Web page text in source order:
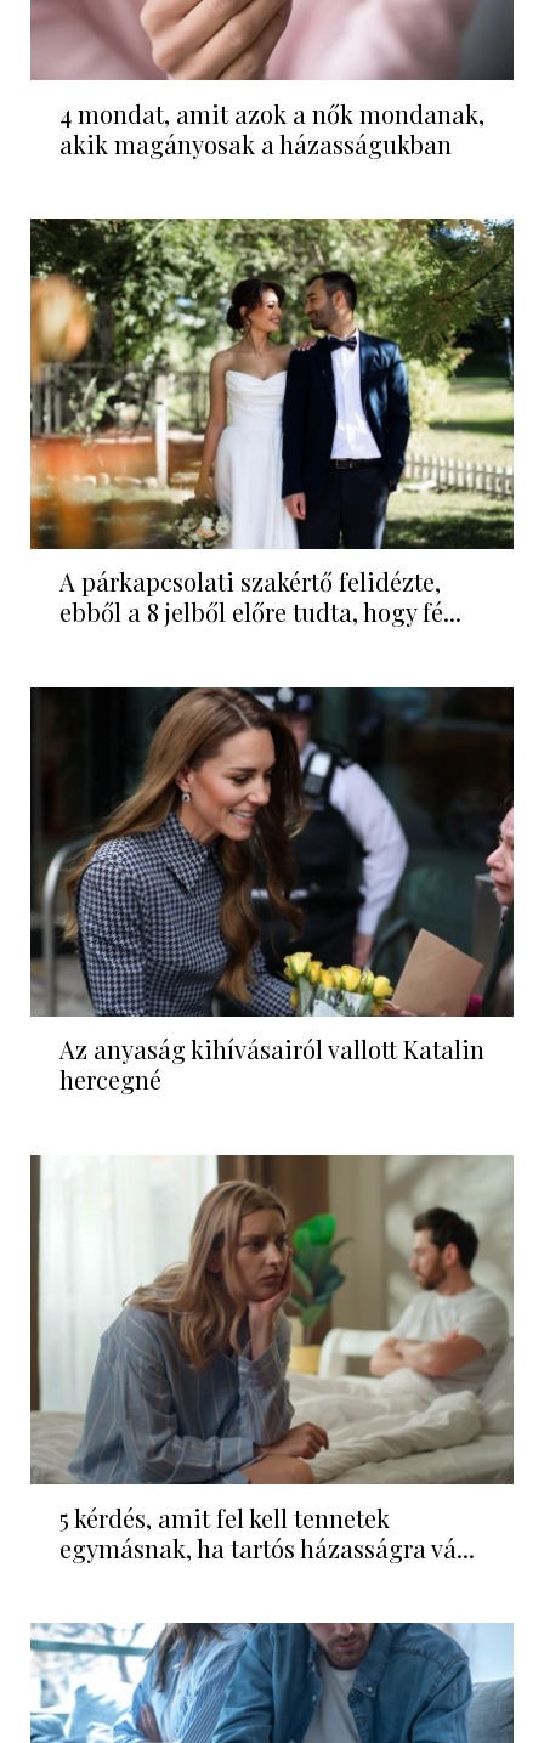
4 mondat, amit azok a nők mondanak,
akik magányosak a házasságukban
A párkapcsolati szakértő felidézte,
ebből a 8 jelből előre tudta, hogy fé...
Az anyaság kihívásairól vallott Katalin
hercegné
5 kérdés, amit fel kell tennetek
egymásnak, ha tartós házasságra vá...